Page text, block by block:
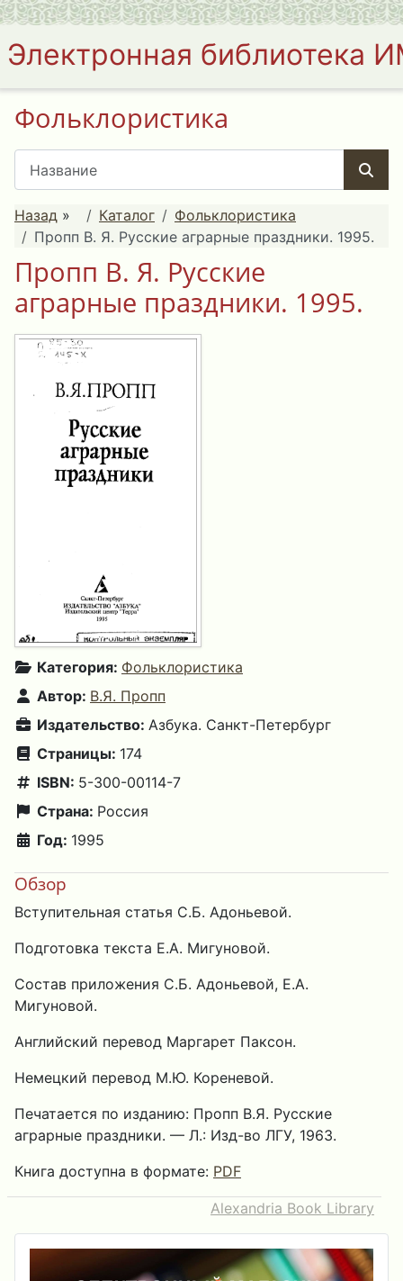
Электронная библиотека
Фольклористика
Назад » Каталог
Фольклористика
Пропп В. Я. Русские аграрные праздники. 1995.
Пропп В. Я. Русские
аграрные праздники. 1995.
Категория: Фольклористика
Автор: В.Я. Пропп
Издательство: Азбука. Санкт-Петербург
Страницы: 174
ISBN: 5-300-00114-7
Страна: Россия
Год: 1995
Обзор
Вступительная статья С.Б. Адоньевой.
Подготовка текста Е.А. Мигуновой.
Состав приложения С.Б. Адоньевой, Е.А.
Мигуновой.
Английский перевод Маргарет Паксон.
Немецкий перевод М.Ю. Кореневой.
Печатается по изданию: Пропп В.Я. Русские
аграрные праздники. — Л.: Изд-во ЛГУ, 1963.
Книга доступна в формате: PDF
Alexandria Book Library